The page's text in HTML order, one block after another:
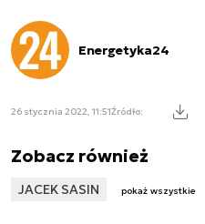
Energetyka24
26 stycznia 2022, 11:51Źródło:
Zobacz również
JACEK SASIN pokaż wszystkie